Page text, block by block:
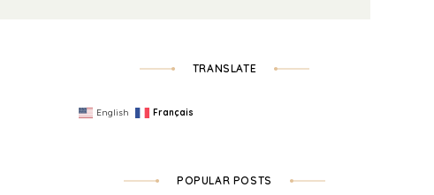
TRANSLATE
English Français
POPULAR POSTS